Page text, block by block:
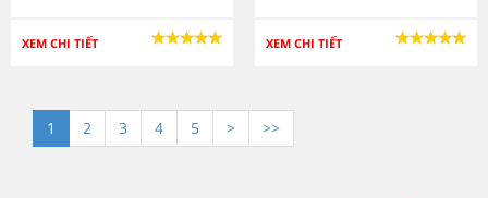
XEM CHI TIẾT XEM CHI TIẾT
1 2 3 4 5 > >>